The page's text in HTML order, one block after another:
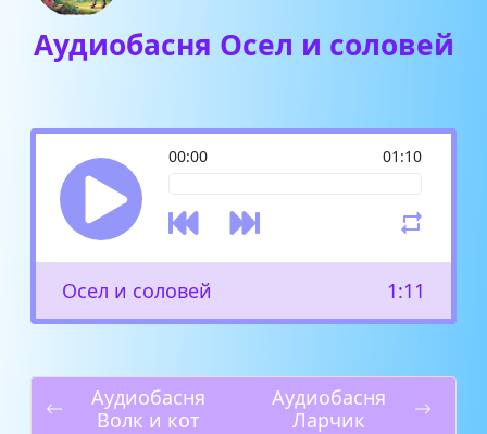
Аудиобасня Осел и соловей
00:00 01:10
Осел и соловей 1:11
Аудиобасня
Волк и кот
Аудиобасня
Ларчик